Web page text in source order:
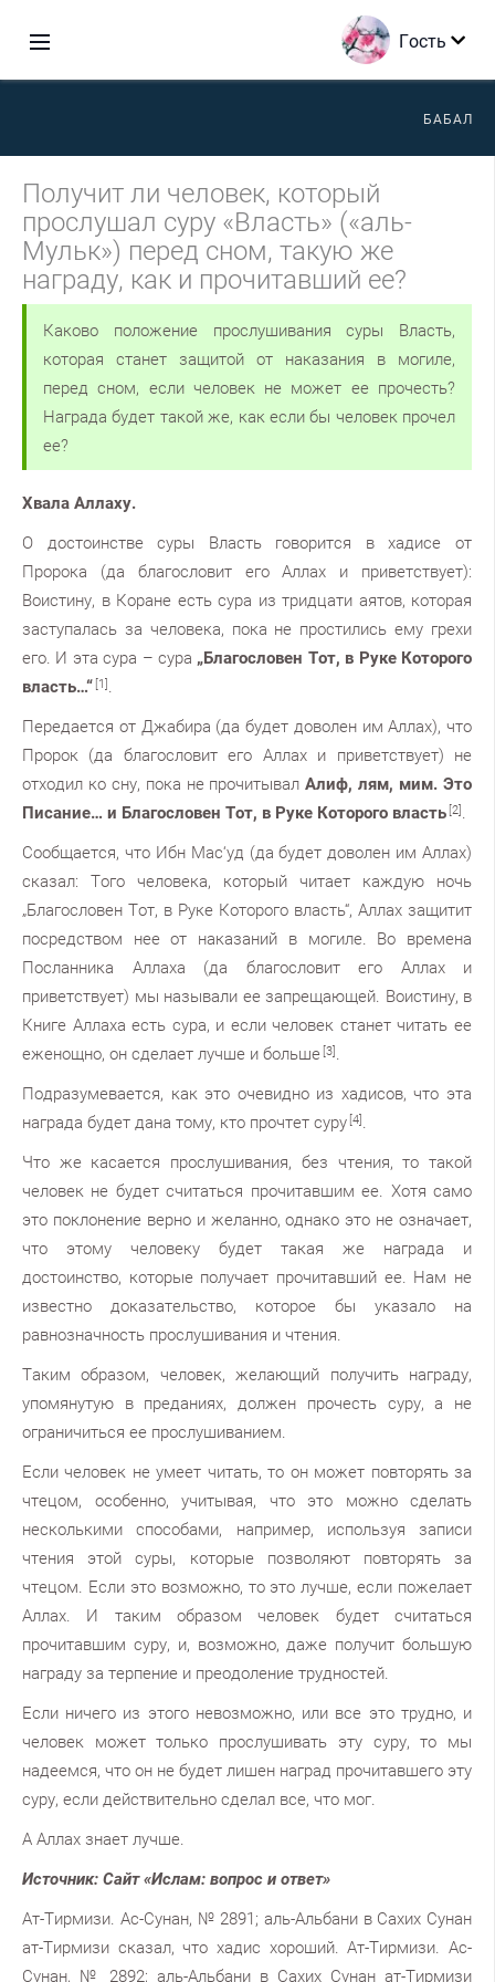
Гость
БАБАЛ
Получит ли человек, который
прослушал суру «Власть» («аль-
Мульк») перед сном, такую же
награду, как и прочитавший ее?
Каково положение прослушивания суры Власть,
которая станет защитой от наказания в могиле,
перед сном, если человек не может ее прочесть?
Награда будет такой же, как если бы человек прочел
ее?
Хвала Аллаху.
О достоинстве суры Власть говорится в хадисе от
Пророка (да благословит его Аллах и приветствует):
Воистину, в Коране есть сура из тридцати аятов, которая
заступалась за человека, пока не простились ему грехи
его. И эта сура – сура „Благословен Тот, в Руке Которого
власть…“ [1].
Передается от Джабира (да будет доволен им Аллах), что
Пророк (да благословит его Аллах и приветствует) не
отходил ко сну, пока не прочитывалАлиф, лям, мим. Это
Писание… и Благословен Тот, в Руке Которого власть [2].
Сообщается, что Ибн Мас‘уд (да будет доволен им Аллах)
сказал: Того человека, который читает каждую ночь
„Благословен Тот, в Руке Которого власть“, Аллах защитит
посредством нее от наказаний в могиле. Во времена
Посланника Аллаха (да благословит его Аллах и
приветствует) мы называли ее запрещающей. Воистину, в
Книге Аллаха есть сура, и если человек станет читать ее
еженощно, он сделает лучше и больше [3].
Подразумевается, как это очевидно из хадисов, что эта
награда будет дана тому, кто прочтет суру [4].
Что же касается прослушивания, без чтения, то такой
человек не будет считаться прочитавшим ее. Хотя само
это поклонение верно и желанно, однако это не означает,
что этому человеку будет такая же награда и
достоинство, которые получает прочитавший ее. Нам не
известно доказательство, которое бы указало на
равнозначность прослушивания и чтения.
Таким образом, человек, желающий получить награду,
упомянутую в преданиях, должен прочесть суру, а не
ограничиться ее прослушиванием.
Если человек не умеет читать, то он может повторять за
чтецом, особенно, учитывая, что это можно сделать
несколькими способами, например, используя записи
чтения этой суры, которые позволяют повторять за
чтецом. Если это возможно, то это лучше, если пожелает
Аллах. И таким образом человек будет считаться
прочитавшим суру, и, возможно, даже получит большую
награду за терпение и преодоление трудностей.
Если ничего из этого невозможно, или все это трудно, и
человек может только прослушивать эту суру, то мы
надеемся, что он не будет лишен наград прочитавшего эту
суру, если действительно сделал все, что мог.
А Аллах знает лучше.
Источник: Сайт «Ислам: вопрос и ответ»
Ат-Тирмизи. Ас-Сунан, № 2891; аль-Альбани в Сахих Сунан
ат-Тирмизи сказал, что хадис хороший. Ат-Тирмизи. Ас-
Сунан, № 2892; аль-Альбани в Сахих Сунан ат-Тирмизи